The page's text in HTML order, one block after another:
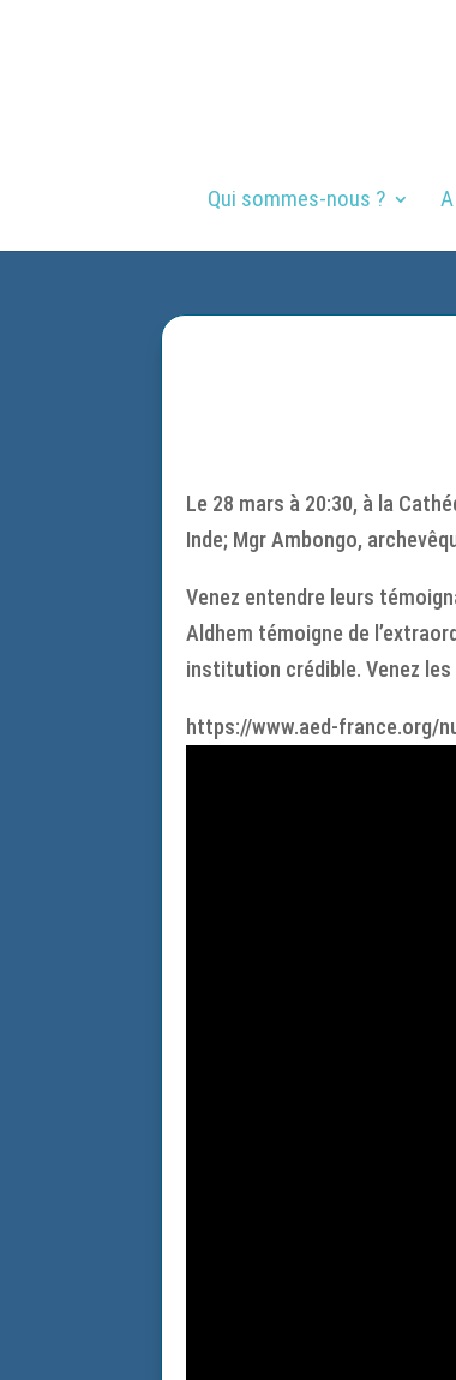
Qui sommes-nous ?
Le 28 mars à 20:30, à la
Inde; Mgr Ambongo,
Venez entendre leurs
Aldhem témoigne de
institution crédible. Venez
https://www.aed-france.org/